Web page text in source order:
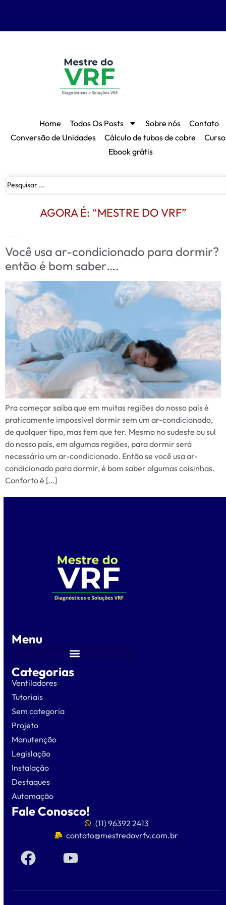
Home Todos Os Posts Sobre nós
Contato
Conversão de Unidades
Cálculo de tubos de cobre
Ebook grátis
AGORA É: “MESTRE DO VRF”
Você usa ar-condicionado para dormir?
então é bom saber….
Pra começar saiba que em muitas regiões do nosso país é
praticamente impossível dormir sem um ar-condicionado,
de qualquer tipo, mas tem que ter. Mesmo no sudeste ou sul
do nosso país, em algumas regiões, para dormir será
necessário um ar-condicionado. Então se você usa ar-
condicionado para dormir, é bom saber algumas coisinhas.
Conforto é […]
Menu
Categorias
Ventiladores
Tutoriais
Sem categoria
Projeto
Manutenção
Legislação
Instalação
Destaques
Automação
Fale Conosco!
(11) 96392 2413
contato@mestredovrfv.com.br